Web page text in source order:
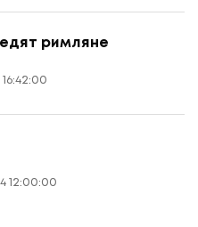
римляне
16:42:00
12:00:00